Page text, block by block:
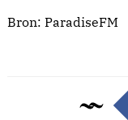
Bron: ParadiseFM